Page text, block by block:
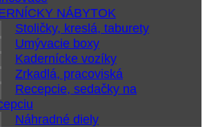
NÁBYTOK
Stoličky, kreslá, taburety
Umývacie boxy
Kadernícke vozíky
Zrkadlá, pracoviská
Recepcie, sedačky na
Náhradné diely